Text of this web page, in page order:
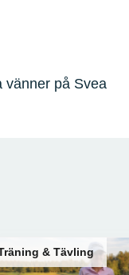
vänner på Svea
& Tävling